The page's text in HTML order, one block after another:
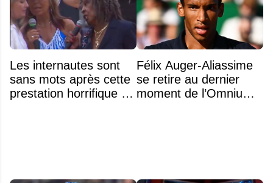
Les internautes sont
sans mots après cette
prestation horrifique de
Félix Auger-Aliassime
se retire au dernier
moment de l’Omnium